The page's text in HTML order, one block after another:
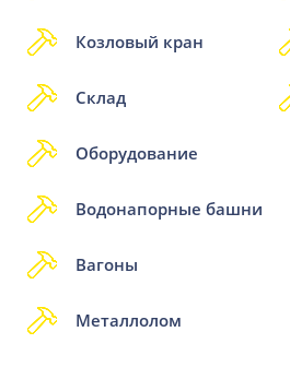
Козловый кран
Склад
Оборудование
Водонапорные башни
Вагоны
Металлолом